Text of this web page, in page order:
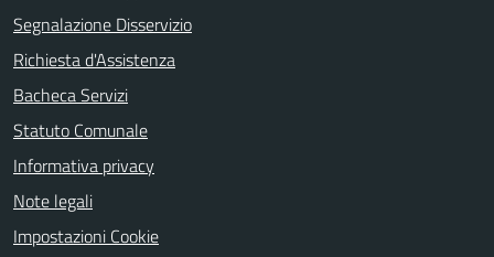
Segnalazione Disservizio
Richiesta d'Assistenza
Bacheca Servizi
Statuto Comunale
Informativa privacy
Note legali
Impostazioni Cookie